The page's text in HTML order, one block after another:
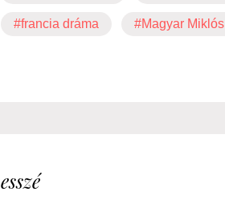
#francia dráma #Magyar Miklós
esszé